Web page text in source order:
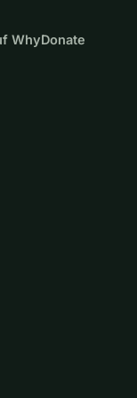
kleinen
Hilf mit, unseren
pflanzen wir
WhyDonate